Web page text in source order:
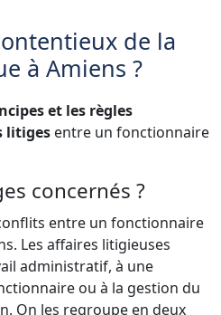
de la
à Amiens ?
et les règles
litiges entre un fonctionnaire
concernés ?
entre un fonctionnaire
Les affaires litigieuses
administratif, à une
ou à la gestion du
On les regroupe en deux